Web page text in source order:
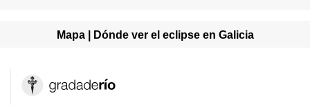
Mapa | Dónde ver el eclipse en Galicia